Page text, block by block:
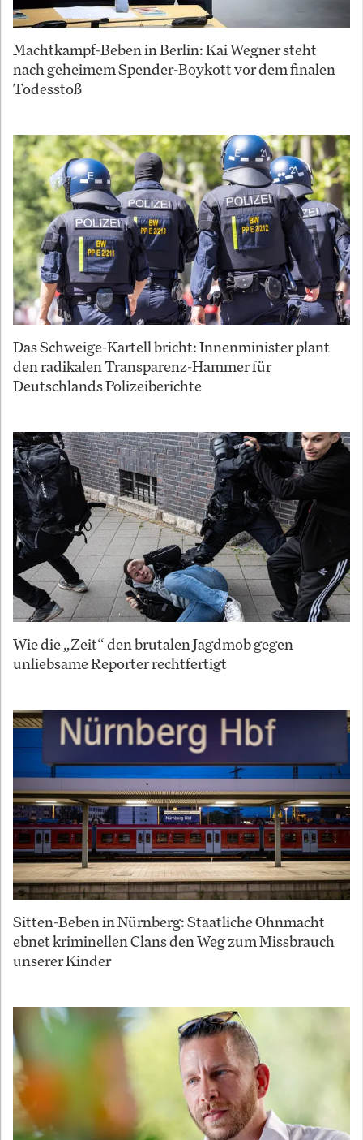
Machtkampf-Beben in Berlin: Kai Wegner steht
nach geheimem Spender-Boykott vor dem finalen
Todesstoß
Das Schweige-Kartell bricht: Innenminister plant
den radikalen Transparenz-Hammer für
Deutschlands Polizeiberichte
Wie die „Zeit“ den brutalen Jagdmob gegen
unliebsame Reporter rechtfertigt
Sitten-Beben in Nürnberg: Staatliche Ohnmacht
ebnet kriminellen Clans den Weg zum Missbrauch
unserer Kinder